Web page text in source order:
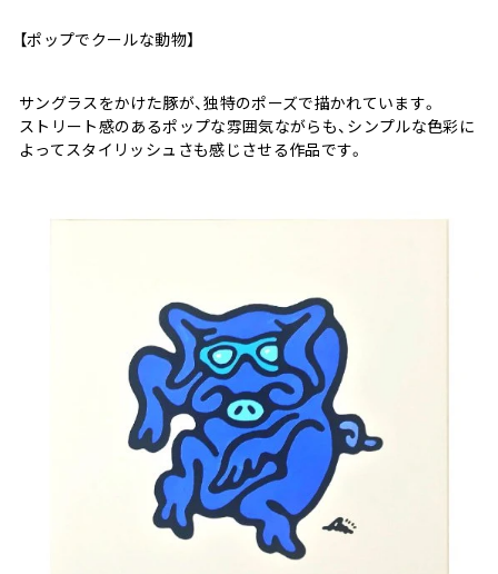
【ポップでクールな動物】
サングラスをかけた豚が、独特のポーズで描かれています。
ストリート感のあるポップな雰囲気ながらも、シンプルな色彩に
よってスタイリッシュさも感じさせる作品です。